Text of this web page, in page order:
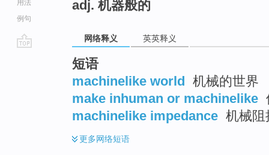
用法
例句
adj. 机器般的
网络释义 英英释义
短语
machinelike world 机械的世界
make inhuman or machinelike
machinelike impedance 机械阻
更多网络短语